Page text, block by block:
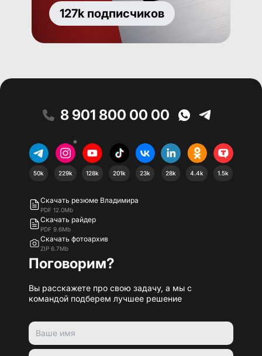
127k подписчиков
8 901 800 00 00
50k
*
229k 128k 201k 23k 28k 4.4k 1.5k
Скачать резюме Владимира
PDF 12.0Mb
Скачать райдер
PDF 9.6Mb
Скачать фотоархив
ZIP 6.7Mb
Поговорим?
Вы расскажете про свою задачу, а мы с
командой подберем лучшее решение